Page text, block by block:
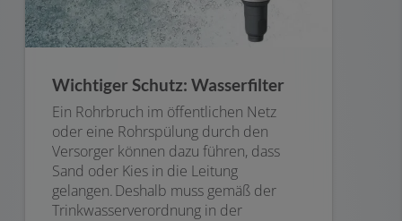
Wichtiger Schutz: Wasserfilter
Ein Rohrbruch im öffentlichen Netz
oder eine Rohrspülung durch den
Versorger können dazu führen, dass
Sand oder Kies in die Leitung
gelangen. Deshalb muss gemäß der
Trinkwasserverordnung in der